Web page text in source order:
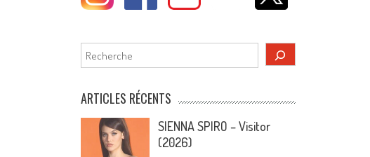
Rechercher
ARTICLES RÉCENTS
SIENNA SPIRO – Visitor
(2026)